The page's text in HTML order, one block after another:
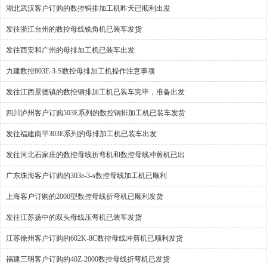
湖北武汉客户订购的数控铜排加工机昨天已顺利出发
发往浙江台州的数控母线铣角机已装车发货
发往西安和广州的母排加工机已装车出发
力建数控803E-3-S数控母排加工机操作注意事项
发往江西景德镇的数控铜排加工机已装车完毕，准备出发
四川泸州客户订购503E系列的数控铜排加工机已装车发货
发往福建南平303E系列的母排加工机已装车出发
发往河北石家庄的数控母线折弯机和数控母线冲剪机已出
广东珠海客户订购的303e-3-s数控母线加工机已顺利
上海客户订购的2000型数控母线折弯机已顺利发货
发往江苏扬中的双头母线压弯机已装车发货
江苏徐州客户订购的602K-8C数控母线冲剪机已顺利发货
福建三明客户订购的40Z-2000数控母线折弯机已发货